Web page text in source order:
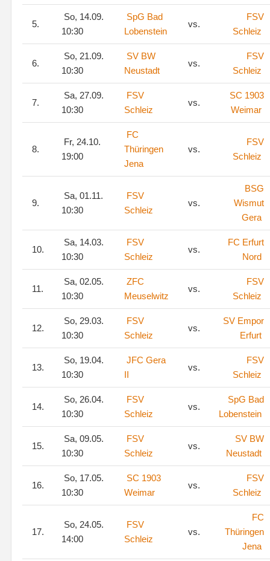
5.
So, 14.09.
10:30
SpG Bad
Lobenstein
vs.
FSV
Schleiz
6.
So, 21.09.
10:30
SV BW
Neustadt
vs.
FSV
Schleiz
7.
Sa, 27.09.
10:30
FSV
Schleiz
vs.
SC 1903
Weimar
8.
Fr, 24.10.
19:00
FC
Thüringen
Jena
vs.
FSV
Schleiz
9.
Sa, 01.11.
10:30
FSV
Schleiz
vs.
BSG
Wismut
Gera
10.
Sa, 14.03.
10:30
FSV
Schleiz
vs.
FC Erfurt
Nord
11.
Sa, 02.05.
10:30
ZFC
Meuselwitz
vs.
FSV
Schleiz
12.
So, 29.03.
10:30
FSV
Schleiz
vs.
SV Empor
Erfurt
13.
So, 19.04.
10:30
JFC Gera
II
vs.
FSV
Schleiz
14.
So, 26.04.
10:30
FSV
Schleiz
vs.
SpG Bad
Lobenstein
15.
Sa, 09.05.
10:30
FSV
Schleiz
vs.
SV BW
Neustadt
16.
So, 17.05.
10:30
SC 1903
Weimar
vs.
FSV
Schleiz
17.
So, 24.05.
14:00
FSV
Schleiz
vs.
FC
Thüringen
Jena